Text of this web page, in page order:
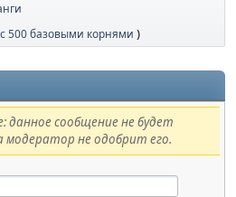
с 500 базовыми корнями )
сообщение не будет
не одобрит его.